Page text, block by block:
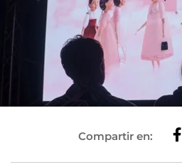
Compartir en: